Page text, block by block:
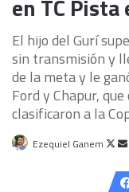
en TC
El hijo del Gurí
sin transmisión y
de la meta y le
Ford y Chapur,
clasificaron a la
Ezequiel Ganem
X